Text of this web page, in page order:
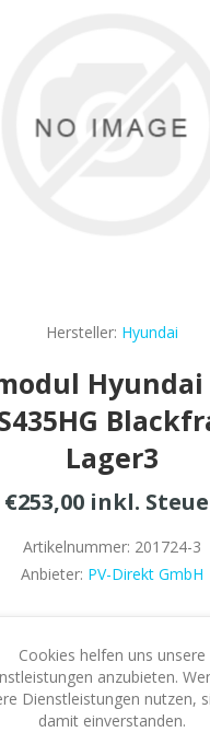
Hersteller: Hyundai
Hyundai
Lager3
€253,00 inkl.
Artikelnummer: 201724-3
Anbieter: PV-Direkt GmbH
Sie die Adresse, an die
möchten
Nicht auf
Cookies helfen uns unsere
anzubieten.
Dienstleistungen nutzen,
damit einverstanden.